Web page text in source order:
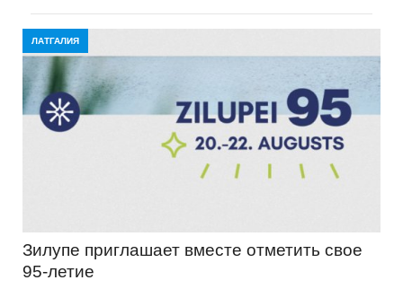
ЛАТГАЛИЯ
Зилупе приглашает вместе отметить свое
95-летие